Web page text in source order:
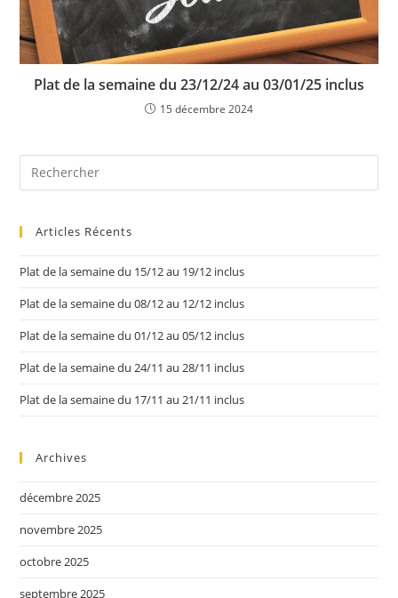
Plat de la semaine du 23/12/24 au 03/01/25 inclus
15 décembre 2024
Articles Récents
Plat de la semaine du 15/12 au 19/12 inclus
Plat de la semaine du 08/12 au 12/12 inclus
Plat de la semaine du 01/12 au 05/12 inclus
Plat de la semaine du 24/11 au 28/11 inclus
Plat de la semaine du 17/11 au 21/11 inclus
Archives
décembre 2025
novembre 2025
octobre 2025
septembre 2025